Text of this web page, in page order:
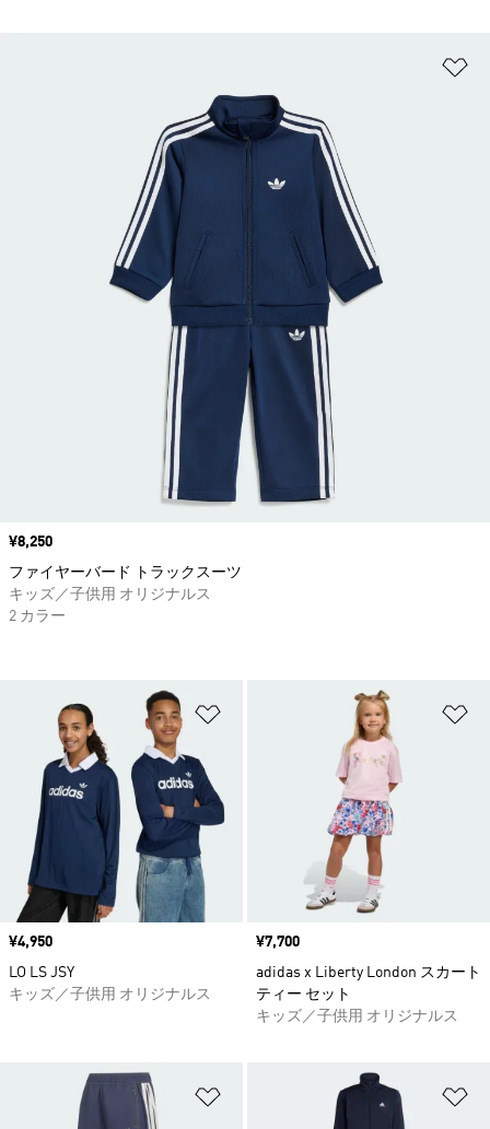
ほしいものリストに追加
価格
¥4,950
LO LS JSY
キッズ／子供用 オリジナルス
価格
¥7,700
adidas x Liberty London スカート
ティー セット
キッズ／子供用 オリジナルス
ほしいものリストに追加
価格
¥8,250
ファイヤーバード トラックスーツ
キッズ／子供用 オリジナルス
2 カラー